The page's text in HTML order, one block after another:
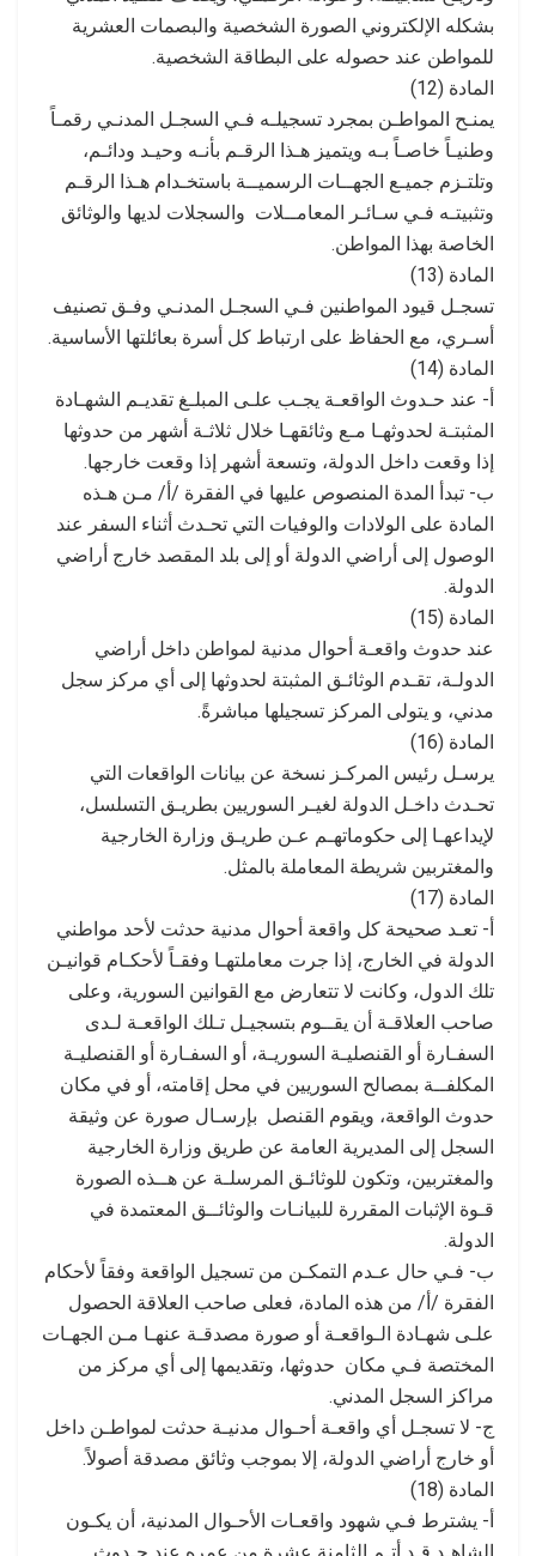
بشكله الإلكتروني الصورة الشخصية والبصمات العشرية
للمواطن عند حصوله على البطاقة الشخصية.
المادة (12)
يمنـح المواطـن بمجرد تسجيلـه فـي السجـل المدنـي رقمـاً
وطنيـاً خاصـاً بـه ويتميز هـذا الرقـم بأنـه وحيـد ودائـم،
وتلتـزم جميـع الجهــات الرسميــة باستخـدام هـذا الرقـم
وتثبيتـه فـي سـائـر المعامــلات والسجلات لديها والوثائق
الخاصة بهذا المواطن.
المادة (13)
تسجـل قيود المواطنين فـي السجـل المدنـي وفـق تصنيف
أسـري، مع الحفاظ على ارتباط كل أسرة بعائلتها الأساسية.
المادة (14)
أ- عند حـدوث الواقعـة يجـب علـى المبلـغ تقديـم الشهـادة
المثبتـة لحدوثهـا مـع وثائقهـا خلال ثلاثـة أشهر من حدوثها
إذا وقعت داخل الدولة، وتسعة أشهر إذا وقعت خارجها.
ب- تبدأ المدة المنصوص عليها في الفقرة /أ/ مـن هـذه
المادة على الولادات والوفيات التي تحـدث أثناء السفر عند
الوصول إلى أراضي الدولة أو إلى بلد المقصد خارج أراضي
الدولة.
المادة (15)
عند حدوث واقعـة أحوال مدنية لمواطن داخل أراضي
الدولـة، تقـدم الوثائـق المثبتة لحدوثها إلى أي مركز سجل
مدني، و يتولى المركز تسجيلها مباشرةً.
المادة (16)
يرسـل رئيس المركـز نسخة عن بيانات الواقعات التي
تحـدث داخـل الدولة لغيـر السوريين بطريـق التسلسل،
لإيداعهـا إلى حكوماتهـم عـن طريـق وزارة الخارجية
والمغتربين شريطة المعاملة بالمثل.
المادة (17)
أ- تعـد صحيحة كل واقعة أحوال مدنية حدثت لأحد مواطني
الدولة في الخارج، إذا جرت معاملتهـا وفقـاً لأحكـام قوانيـن
تلك الدول، وكانت لا تتعارض مع القوانين السورية، وعلى
صاحب العلاقـة أن يقــوم بتسجيـل تـلك الواقعـة لـدى
السفـارة أو القنصليـة السوريـة، أو السفـارة أو القنصليـة
المكلفــة بمصالح السوريين في محل إقامته، أو في مكان
حدوث الواقعة، ويقوم القنصل بإرسـال صورة عن وثيقة
السجل إلى المديرية العامة عن طريق وزارة الخارجية
والمغتربين، وتكون للوثائـق المرسلـة عن هــذه الصورة
قـوة الإثبات المقررة للبيانـات والوثائــق المعتمدة في
الدولة.
ب- فـي حال عـدم التمكـن من تسجيل الواقعة وفقاً لأحكام
الفقرة /أ/ من هذه المادة، فعلى صاحب العلاقة الحصول
علـى شهـادة الـواقعـة أو صورة مصدقـة عنهـا مـن الجهـات
المختصة فـي مكان حدوثها، وتقديمها إلى أي مركز من
مراكز السجل المدني.
ج- لا تسجـل أي واقعـة أحـوال مدنيـة حدثت لمواطـن داخل
أو خارج أراضي الدولة، إلا بموجب وثائق مصدقة أصولاً.
المادة (18)
أ- يشترط فـي شهود واقعـات الأحـوال المدنية، أن يكـون